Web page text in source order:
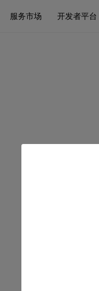
服务市场 开发者平台